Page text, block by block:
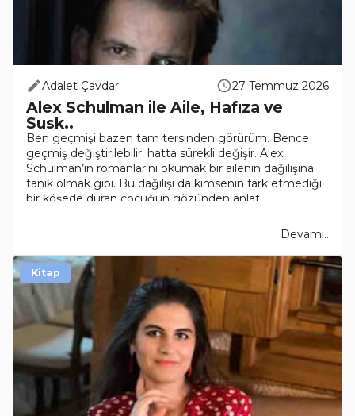
Adalet Çavdar 27 Temmuz 2026
Alex Schulman ile Aile, Hafıza ve
Susk..
Ben geçmişi bazen tam tersinden görürüm. Bence
geçmiş değiştirilebilir; hatta sürekli değişir. Alex
Schulman’ın romanlarını okumak bir ailenin dağılışına
tanık olmak gibi. Bu dağılışı da kimsenin fark etmediği
bir köşede duran çocuğun gözünden anlat..
Devamı..
Kitap